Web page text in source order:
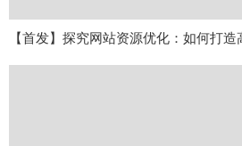
【首发】探究网站资源优化：如何打